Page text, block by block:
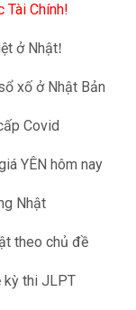
Tài Chính!
ở Nhật!
xố ở Nhật Bản
Covid
YÊN hôm nay
Nhật
theo chủ đề
kỳ thi JLPT